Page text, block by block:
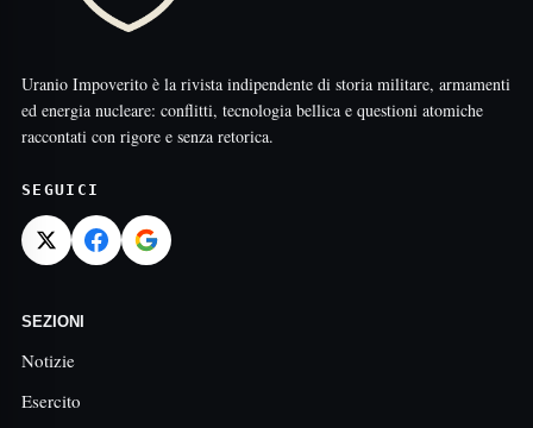
Uranio Impoverito è la rivista indipendente di storia militare, armamenti
ed energia nucleare: conflitti, tecnologia bellica e questioni atomiche
raccontati con rigore e senza retorica.
SEGUICI
SEZIONI
Notizie
Esercito